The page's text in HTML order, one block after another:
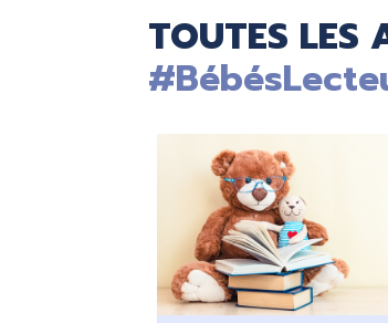
TOUTES LES